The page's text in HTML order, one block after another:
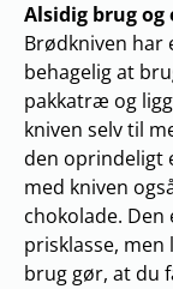
Alsidig brug
Brødkniven har
behagelig at
pakkatræ og
kniven selv til
den oprindeligt
med kniven
chokolade.
prisklasse,
brug gør, at du